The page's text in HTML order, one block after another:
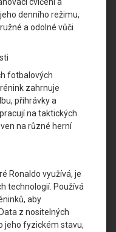
denního režimu,
a odolné vůči
fotbalových
zahrnuje
přihrávky a
na taktických
na různé herní
Ronaldo využívá, je
technologií. Používá
aby
z nositelných
jeho fyzickém stavu,